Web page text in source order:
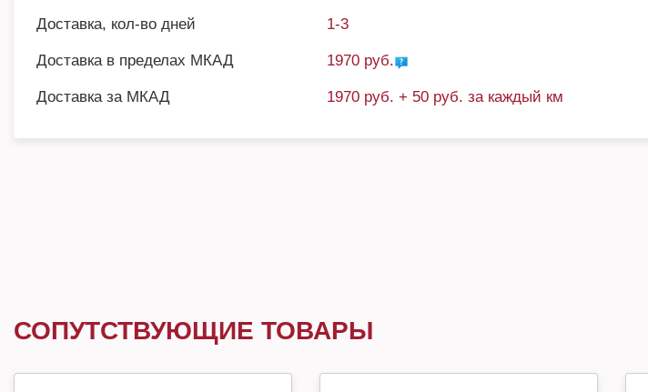
Доставка, кол-во дней 1-3
Доставка в пределах МКАД 1970 руб.
Доставка за МКАД 1970 руб. + 50 руб. за каждый км
СОПУТСТВУЮЩИЕ ТОВАРЫ